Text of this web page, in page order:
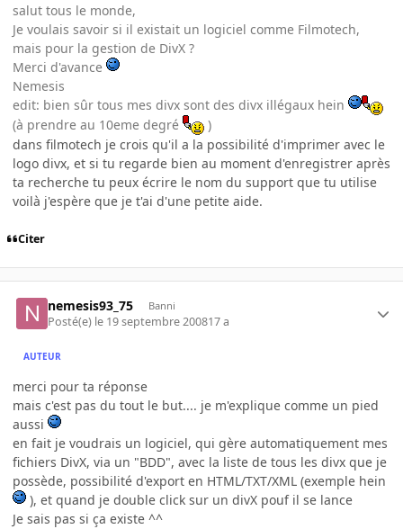
salut tous le monde,
Je voulais savoir si il existait un logiciel comme Filmotech,
mais pour la gestion de DivX ?
Merci d'avance
Nemesis
edit: bien sûr tous mes divx sont des divx illégaux hein
(à prendre au 10eme degré
)
dans filmotech je crois qu'il a la possibilité d'imprimer avec le
logo divx, et si tu regarde bien au moment d'enregistrer après
ta recherche tu peux écrire le nom du support que tu utilise
voilà j'espère que je t'ai d'une petite aide.
Citer
nemesis93_75 Banni
Posté(e) le 19 septembre 200817 a
AUTEUR
merci pour ta réponse
mais c'est pas du tout le but.... je m'explique comme un pied
aussi
en fait je voudrais un logiciel, qui gère automatiquement mes
fichiers DivX, via un "BDD", avec la liste de tous les divx que je
possède, possibilité d'export en HTML/TXT/XML (exemple hein
), et quand je double click sur un divX pouf il se lance
Je sais pas si ça existe ^^